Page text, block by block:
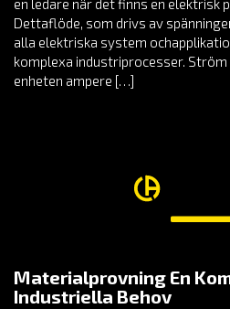
en ledare när det finns en elektrisk
Dettaflöde, som drivs av
alla elektriska system
komplexa industriprocesser.
enheten ampere […]
Materialprovning En
Industriella Behov